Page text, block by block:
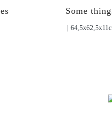
Some
|